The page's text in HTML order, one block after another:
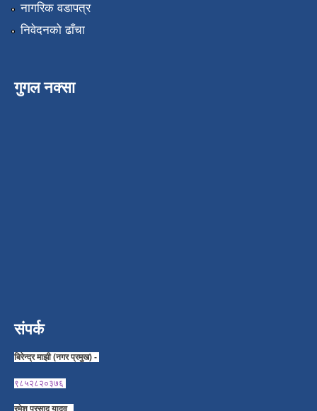
नागरिक वडापत्र
निवेदनको ढाँचा
गुगल नक्सा
संपर्क
बिरेन्द्र माझी (नगर प्रमुख) -
९८५२८२०३७६
रमेश प्रसाद यादव